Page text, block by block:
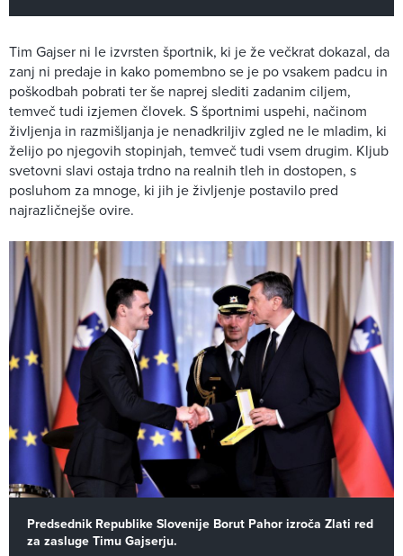
Tim Gajser ni le izvrsten športnik, ki je že večkrat dokazal, da
zanj ni predaje in kako pomembno se je po vsakem padcu in
poškodbah pobrati ter še naprej slediti zadanim ciljem,
temveč tudi izjemen človek. S športnimi uspehi, načinom
življenja in razmišljanja je nenadkriljiv zgled ne le mladim, ki
želijo po njegovih stopinjah, temveč tudi vsem drugim. Kljub
svetovni slavi ostaja trdno na realnih tleh in dostopen, s
posluhom za mnoge, ki jih je življenje postavilo pred
najrazličnejše ovire.
Predsednik Republike Slovenije Borut Pahor izroča Zlati red
za zasluge Timu Gajserju.